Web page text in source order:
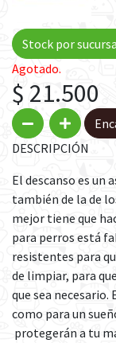
Stock por
Agotado.
$ 21.500
DESCRIPCIÓN
El descanso es un
también de la de
mejor tiene que
para perros está
resistentes para
de limpiar, para
que sea
como para un
protegerán a tu